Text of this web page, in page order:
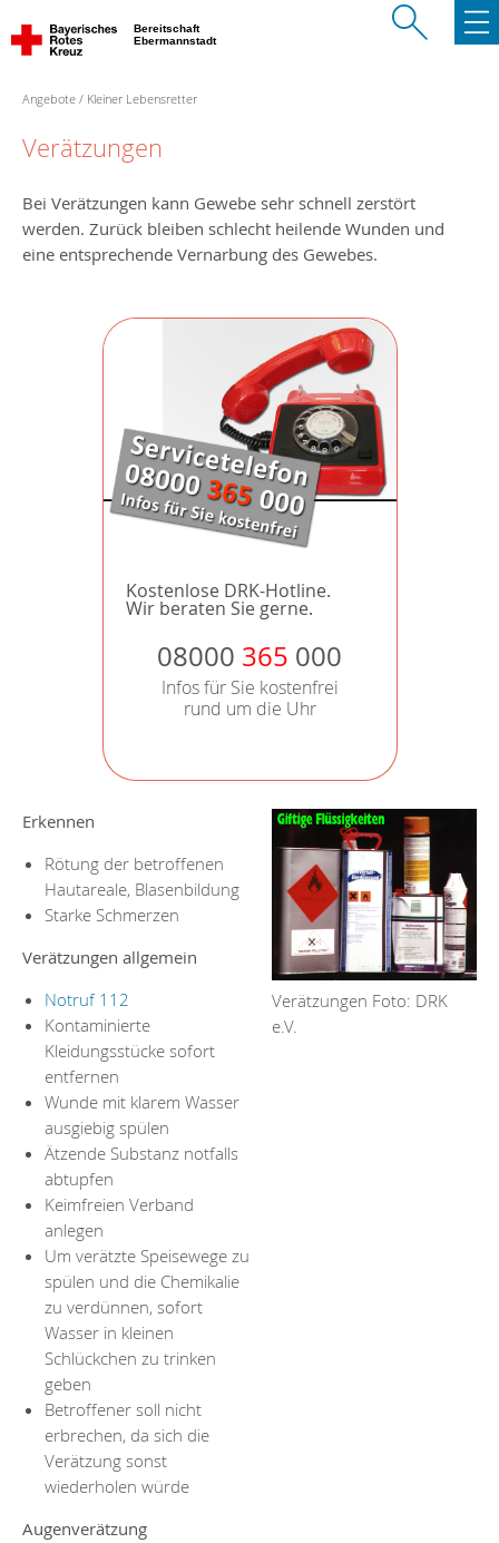
Bereitschaft
Ebermannstadt
Angebote Kleiner Lebensretter
Verätzungen
Bei Verätzungen kann Gewebe sehr schnell zerstört
werden. Zurück bleiben schlecht heilende Wunden und
eine entsprechende Vernarbung des Gewebes.
Kostenlose DRK-Hotline.
Wir beraten Sie gerne.
08000 365 000
Infos für Sie kostenfrei
rund um die Uhr
Verätzungen Foto: DRK
e.V.
Erkennen
Rötung der betroffenen
Hautareale, Blasenbildung
Starke Schmerzen
Verätzungen allgemein
Notruf 112
Kontaminierte
Kleidungsstücke sofort
entfernen
Wunde mit klarem Wasser
ausgiebig spülen
Ätzende Substanz notfalls
abtupfen
Keimfreien Verband
anlegen
Um verätzte Speisewege zu
spülen und die Chemikalie
zu verdünnen, sofort
Wasser in kleinen
Schlückchen zu trinken
geben
Betroffener soll nicht
erbrechen, da sich die
Verätzung sonst
wiederholen würde
Augenverätzung